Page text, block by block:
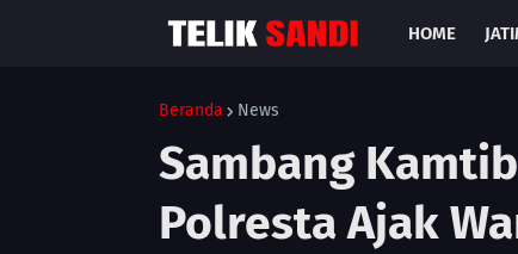
HOME
Beranda News
Sambang
Polresta Ajak